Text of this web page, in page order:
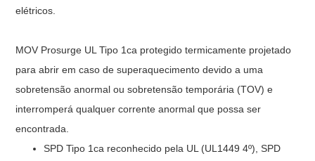
elétricos.
MOV Prosurge UL Tipo 1ca protegido termicamente projetado
para abrir em caso de superaquecimento devido a uma
sobretensão anormal ou sobretensão temporária (TOV) e
interromperá qualquer corrente anormal que possa ser
encontrada.
SPD Tipo 1ca reconhecido pela UL (UL1449 4º), SPD